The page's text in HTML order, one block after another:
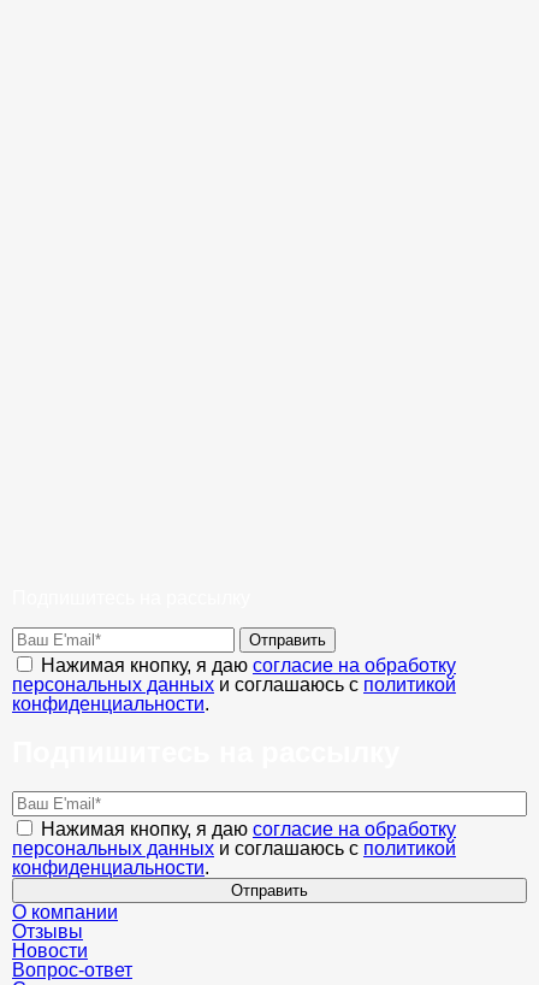
Отправить
Нажимая кнопку, я даю согласие на обработку
персональных данных и соглашаюсь с политикой
конфиденциальности.
Нажимая кнопку, я даю согласие на обработку
персональных данных и соглашаюсь с политикой
конфиденциальности.
Отправить
О компании
Отзывы
Новости
Вопрос-ответ